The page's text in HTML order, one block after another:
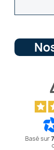
Basé sur7